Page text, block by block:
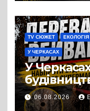
TV СЮЖЕТ ЕКОЛОГІЯ
У ЧЕРКАСАХ
У
06.08.2026